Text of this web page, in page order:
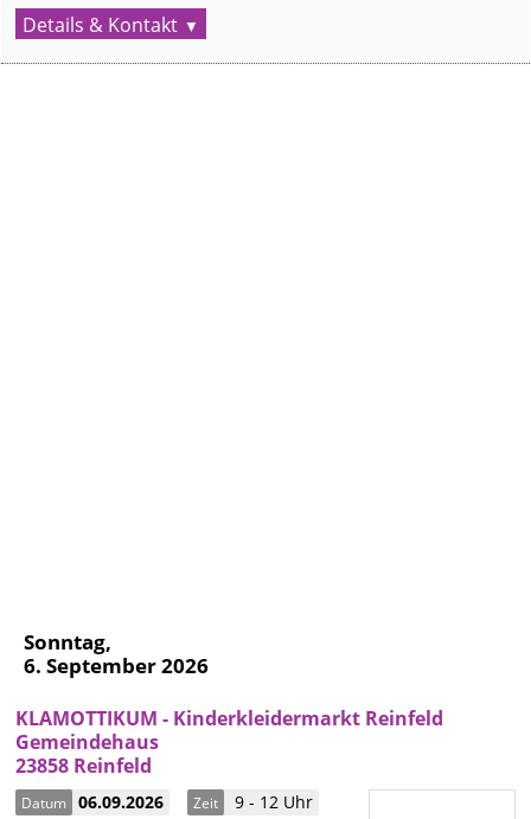
Details & Kontakt
Sonntag,
6. September 2026
KLAMOTTIKUM - Kinderkleidermarkt Reinfeld
Gemeindehaus
23858 Reinfeld
Datum 06.09.2026 Zeit 9 - 12 Uhr